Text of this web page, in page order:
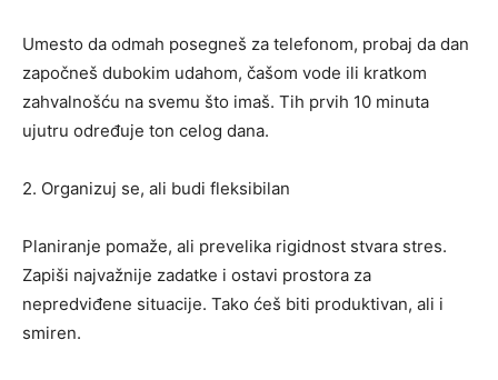
Umesto da odmah posegneš za telefonom, probaj da dan
započneš dubokim udahom, čašom vode ili kratkom
zahvalnošću na svemu što imaš. Tih prvih 10 minuta
ujutru određuje ton celog dana.
2. Organizuj se, ali budi fleksibilan
Planiranje pomaže, ali prevelika rigidnost stvara stres.
Zapiši najvažnije zadatke i ostavi prostora za
nepredviđene situacije. Tako ćeš biti produktivan, ali i
smiren.